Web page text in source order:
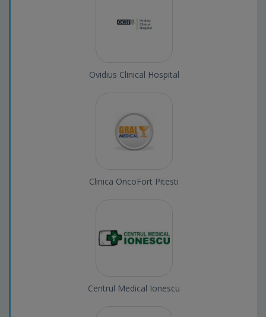
Ovidius Clinical Hospital
Clinica OncoFort Pitesti
Centrul Medical Ionescu